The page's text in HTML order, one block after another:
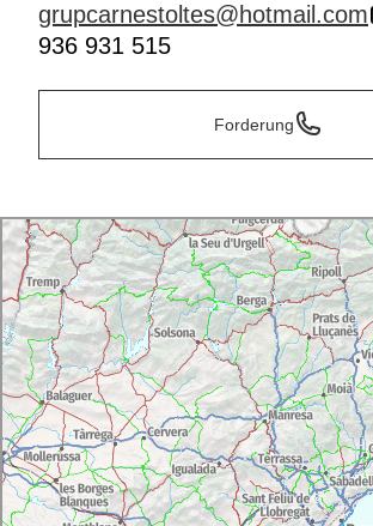
grupcarnestoltes@hotmail.com
936 931 515
Forderung